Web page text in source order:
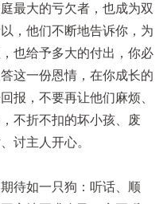
最大的亏欠者，也成为双
，他们不断地告诉你，为
也给予多大的付出，你必
这一份恩情，在你成长的
报，不要再让他们麻烦、
不折不扣的坏小孩、废
讨主人开心。
待如一只狗：听话、顺